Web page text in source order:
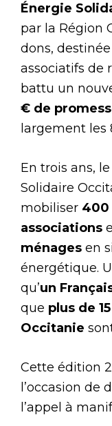
Énergie
par la Région
dons,
associatifs de
battu un
€ de
largement les
En trois ans,
Solidaire
mobiliser 400
associations
ménages en
énergétique.
qu’un
que plus de
Occitanie
Cette édition
l’occasion de
l’appel à